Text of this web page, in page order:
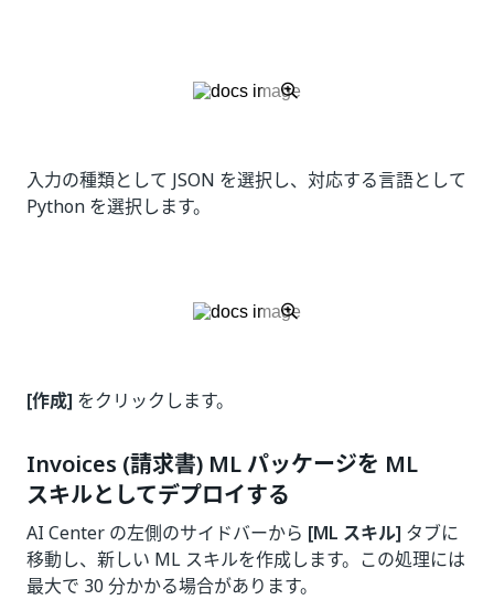
入力の種類として JSON を選択し、対応する言語として
Python を選択します。
[作成] をクリックします。
Invoices (請求書) ML パッケージを ML
スキルとしてデプロイする
AI Center の左側のサイドバーから [ML スキル] タブに
移動し、新しい ML スキルを作成します。この処理には
最大で 30 分かかる場合があります。